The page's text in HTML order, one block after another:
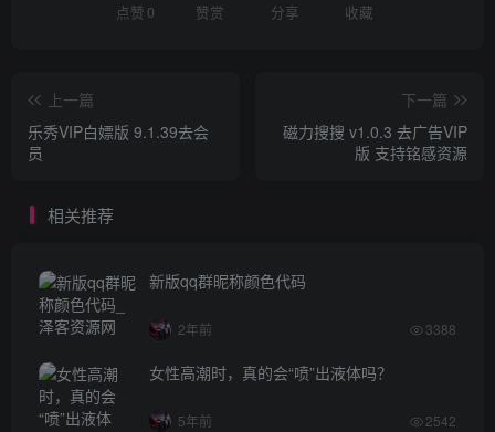
点赞 0 赞赏 分享 收藏
上一篇
乐秀VIP白嫖版 9.1.39去会
员
下一篇
磁力搜搜 v1.0.3 去广告VIP
版 支持铭感资源
相关推荐
新版qq群昵称颜色代码
2年前 3388
女性高潮时，真的会“喷”出液体吗？
5年前 2542